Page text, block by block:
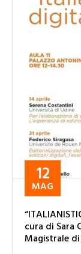
12
MAG
cura di Sara
Magistrale